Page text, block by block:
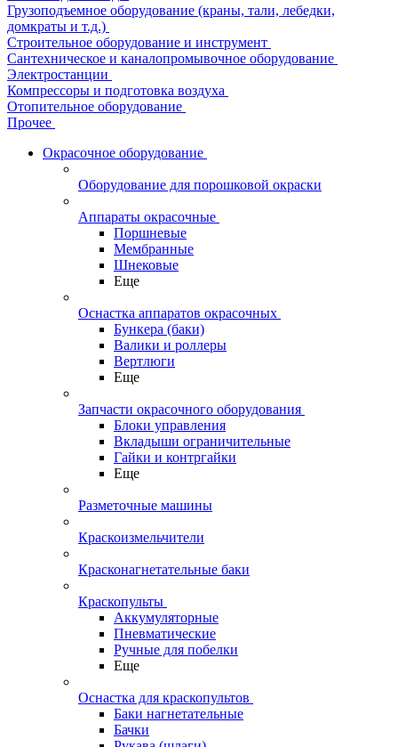
Грузоподъемное оборудование (краны, тали, лебедки,
домкраты и т.д.)
Строительное оборудование и инструмент
Сантехническое и каналопромывочное оборудование
Электростанции
Компрессоры и подготовка воздуха
Отопительное оборудование
Прочее
Окрасочное оборудование
Оборудование для порошковой окраски
Аппараты окрасочные
Поршневые
Мембранные
Шнековые
Еще
Оснастка аппаратов окрасочных
Бункера (баки)
Валики и роллеры
Вертлюги
Еще
Запчасти окрасочного оборудования
Блоки управления
Вкладыши ограничительные
Гайки и контргайки
Еще
Разметочные машины
Краскоизмельчители
Красконагнетательные баки
Краскопульты
Аккумуляторные
Пневматические
Ручные для побелки
Еще
Оснастка для краскопультов
Баки нагнетательные
Бачки